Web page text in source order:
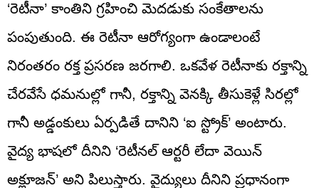
‘రెటీనా’ కాంతిని గ్రహించి మెదడుకు సంకేతాలను
పంపుతుంది. ఈ రెటీనా ఆరోగ్యంగా ఉండాలంటే
నిరంతరం రక్త ప్రసరణ జరగాలి. ఒకవేళ రెటీనాకు రక్తాన్ని
చేరవేసే ధమనుల్లో గానీ, రక్తాన్ని వెనక్కి తీసుకెళ్లే సిరల్లో
గానీ అడ్డంకులు ఏర్పడితే దానిని ‘ఐ స్ట్రోక్’ అంటారు.
వైద్య భాషలో దీనిని ‘రెటీనల్ ఆర్టరీ లేదా వెయిన్
అక్లూజన్’ అని పిలుస్తారు. వైద్యులు దీనిని ప్రధానంగా